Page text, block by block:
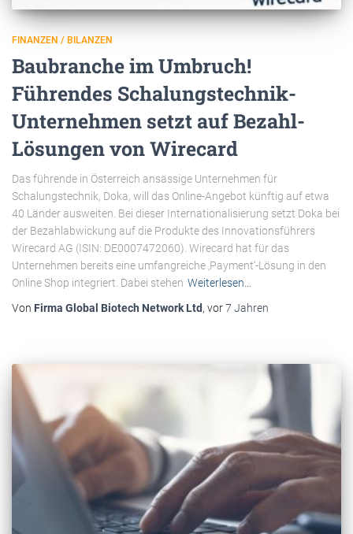
FINANZEN / BILANZEN
Baubranche im Umbruch!
Führendes Schalungstechnik-
Unternehmen setzt auf Bezahl-
Lösungen von Wirecard
Das führende in Österreich ansässige Unternehmen für
Schalungstechnik, Doka, will das Online-Angebot künftig auf etwa
40 Länder ausweiten. Bei dieser Internationalisierung setzt Doka bei
der Bezahlabwickung auf die Produkte des Innovationsführers
Wirecard AG (ISIN: DE0007472060). Wirecard hat für das
Unternehmen bereits eine umfangreiche ‚Payment‘-Lösung in den
Online Shop integriert. Dabei stehen Weiterlesen…
Von Firma Global Biotech Network Ltd, vor7 Jahren